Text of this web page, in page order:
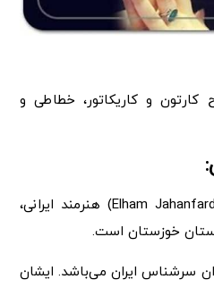
کارتون و کاریکاتور، خطاطی و
الهام جهانفرد (به انگلیسی: Elham Jahanfard) هنرمند ایرانی،
سرشناس ایران می‌باشد. ایشان